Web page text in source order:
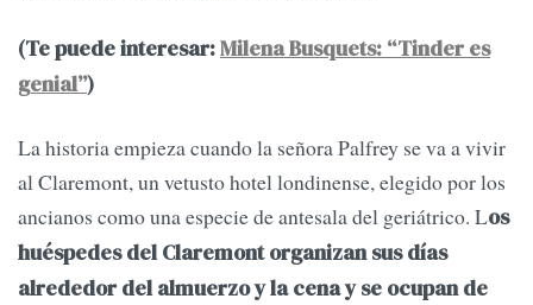
(Te puede interesar:Milena Busquets: “Tinder es
genial”)
La historia empieza cuando la señora Palfrey se va a vivir
al Claremont, un vetusto hotel londinense, elegido por los
ancianos como una especie de antesala del geriátrico. Los
huéspedes del Claremont organizan sus días
alrededor del almuerzo y la cena y se ocupan de